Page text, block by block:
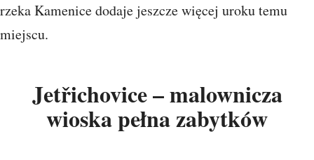
rzeka Kamenice dodaje jeszcze więcej uroku temu
miejscu.
Jetřichovice – malownicza
wioska pełna zabytków